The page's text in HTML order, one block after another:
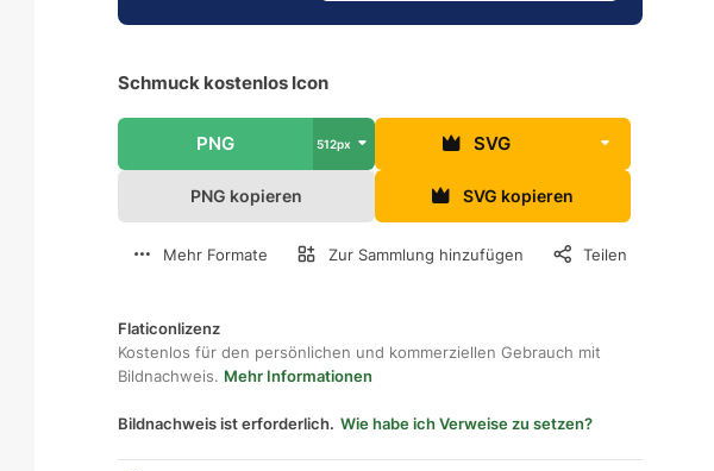
Schmuck kostenlos Icon
PNG 512px SVG
PNG kopieren SVG kopieren
Mehr Formate Zur Sammlung hinzufügen Teilen
Flaticonlizenz
Kostenlos für den persönlichen und kommerziellen Gebrauch mit
Bildnachweis. Mehr Informationen
Bildnachweis ist erforderlich. Wie habe ich Verweise zu setzen?